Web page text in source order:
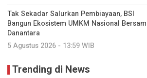
Tak Sekadar Salurkan Pembiayaan, BSI
Bangun Ekosistem UMKM Nasional
Danantara
5 Agustus 2026 - 13:59 WIB
Trending di News